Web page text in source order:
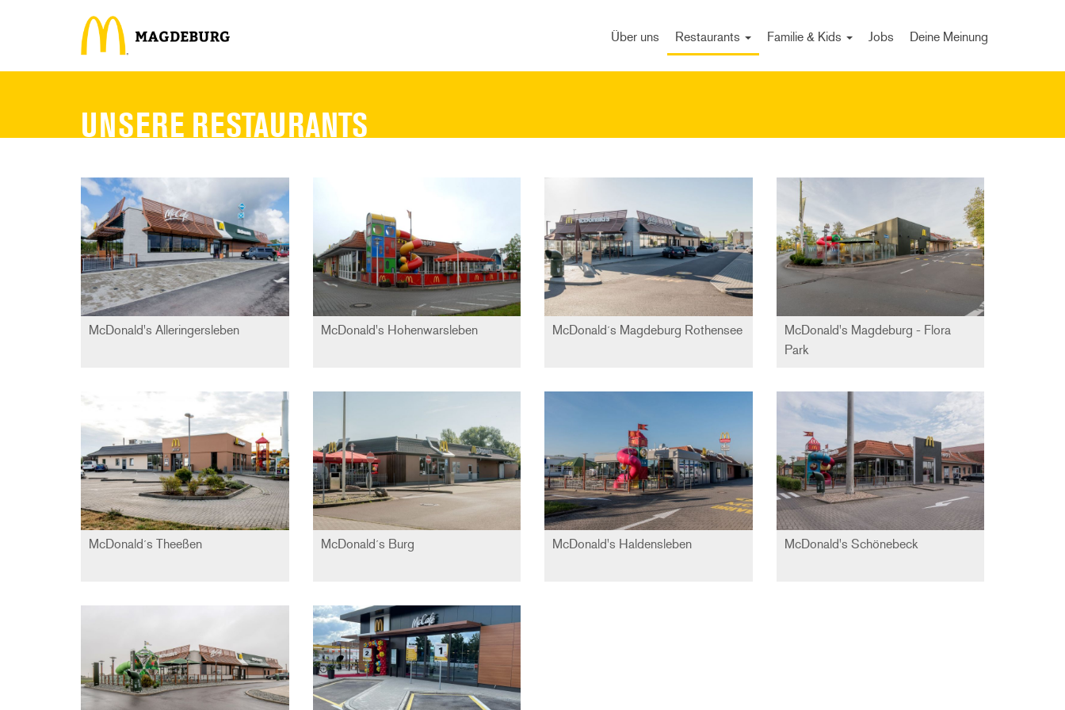
Über uns Restaurants Familie & Kids Jobs Deine Meinung
UNSERE RESTAURANTS
McDonald's Alleringersleben McDonald's Hohenwarsleben McDonald´s Magdeburg Rothensee
McDonald's Magdeburg - Flora
Park
McDonald´s Theeßen McDonald´s Burg McDonald's Haldensleben McDonald's Schönebeck